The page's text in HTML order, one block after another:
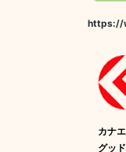
https://
カナ
グッ